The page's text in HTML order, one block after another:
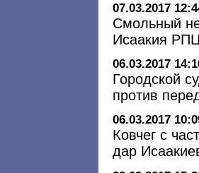
07.03.2017
Смольный
Исаакия
06.03.2017
Городской
против
06.03.2017
Ковчег с
дар